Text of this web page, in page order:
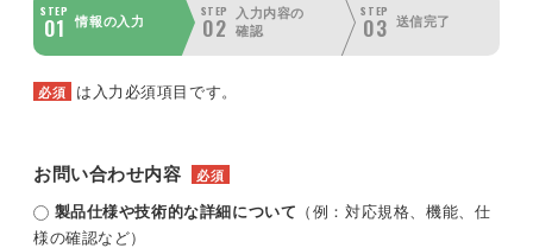
STEP
01 情報の入力
STEP
02
入力内容の
確認
STEP
03 送信完了
必須 は入力必須項目です。
お問い合わせ内容 必須
製品仕様や技術的な詳細について （例：対応規格、機能、仕
様の確認など）